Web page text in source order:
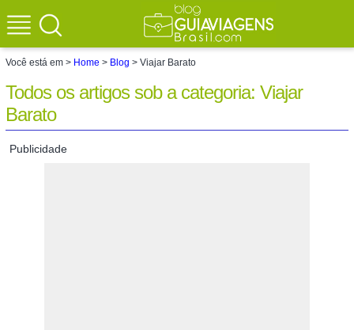
Você está em > Home > Blog > Viajar Barato
Todos os artigos sob a categoria: Viajar
Barato
Publicidade